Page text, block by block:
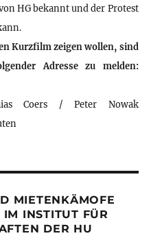
HG bekannt und der Protest
Kurzfilm zeigen wollen, sind
Adresse zu melden:
Coers / Peter Nowak
MIETENKÄMOFE
INSTITUT FÜR
DER HU